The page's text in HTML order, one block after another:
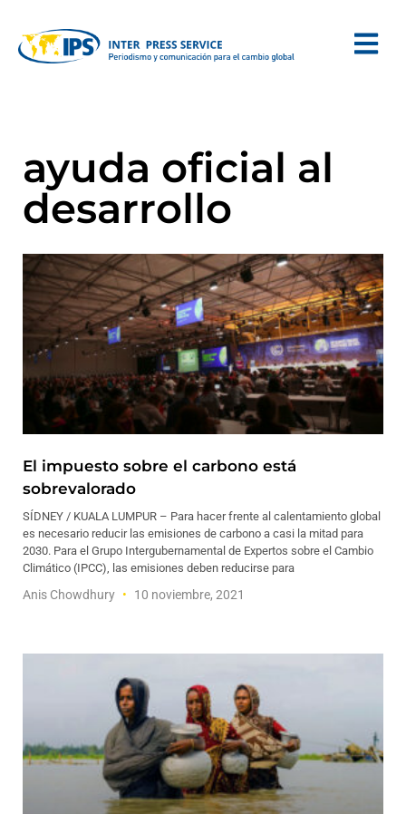
ayuda oficial al
desarrollo
El impuesto sobre el carbono está
sobrevalorado
SÍDNEY / KUALA LUMPUR – Para hacer frente al calentamiento global
es necesario reducir las emisiones de carbono a casi la mitad para
2030. Para el Grupo Intergubernamental de Expertos sobre el Cambio
Climático (IPCC), las emisiones deben reducirse para
Anis Chowdhury 10 noviembre, 2021